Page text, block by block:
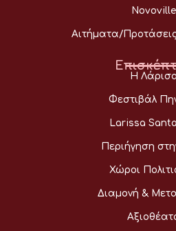
Novoville
Αιτήματα/
Η
Φεστιβάλ
Larissa
Περιήγηση
Χώροι
Διαμονή &